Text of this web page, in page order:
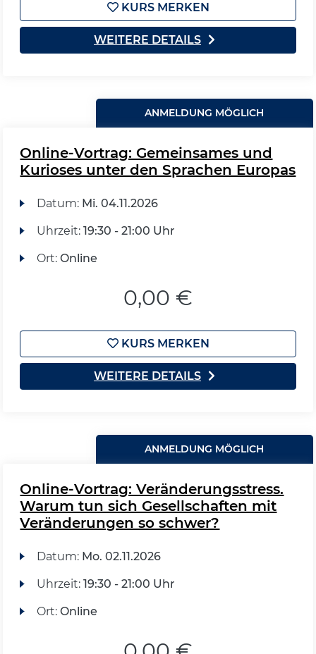
KURS MERKEN
WEITERE DETAILS
ANMELDUNG MÖGLICH
Online-Vortrag: Gemeinsames und
Kurioses unter den Sprachen Europas
Datum: Mi. 04.11.2026
Uhrzeit: 19:30 - 21:00 Uhr
Ort: Online
0,00 €
KURS MERKEN
WEITERE DETAILS
ANMELDUNG MÖGLICH
Online-Vortrag: Veränderungsstress.
Warum tun sich Gesellschaften mit
Veränderungen so schwer?
Datum: Mo. 02.11.2026
Uhrzeit: 19:30 - 21:00 Uhr
Ort: Online